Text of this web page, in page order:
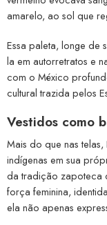
amarelo, ao sol que
Essa paleta, longe de
la em autorretratos e
com o México
cultural trazida pelos
Vestidos como
Mais do que nas
indígenas em sua
da tradição zapoteca
força feminina,
ela não apenas